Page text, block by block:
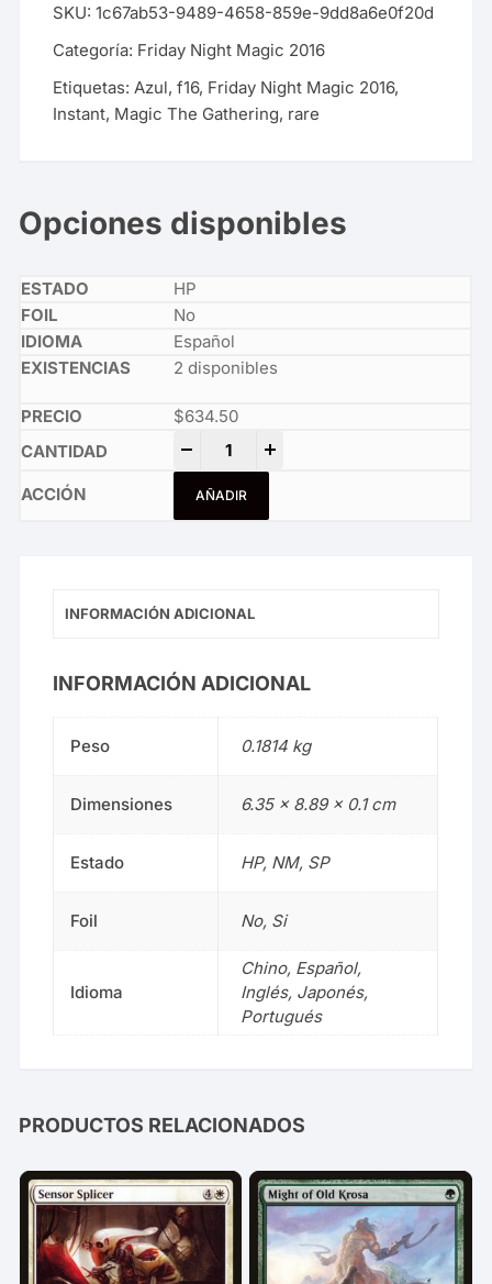
SKU:1c67ab53-9489-4658-859e-9dd8a6e0f20d
Categoría: Friday Night Magic 2016
Etiquetas: Azul,f16, Friday Night Magic 2016,
Instant, Magic The Gathering, rare
Opciones disponibles
HP
No
Español
2 disponibles
$634.50
Clash of Wills quantity
AÑADIR
INFORMACIÓN ADICIONAL
INFORMACIÓN ADICIONAL
Peso 0.1814 kg
Dimensiones 6.35 × 8.89 × 0.1 cm
Estado HP, NM, SP
Foil No, Si
Idioma
Chino, Español,
Inglés, Japonés,
Portugués
PRODUCTOS RELACIONADOS